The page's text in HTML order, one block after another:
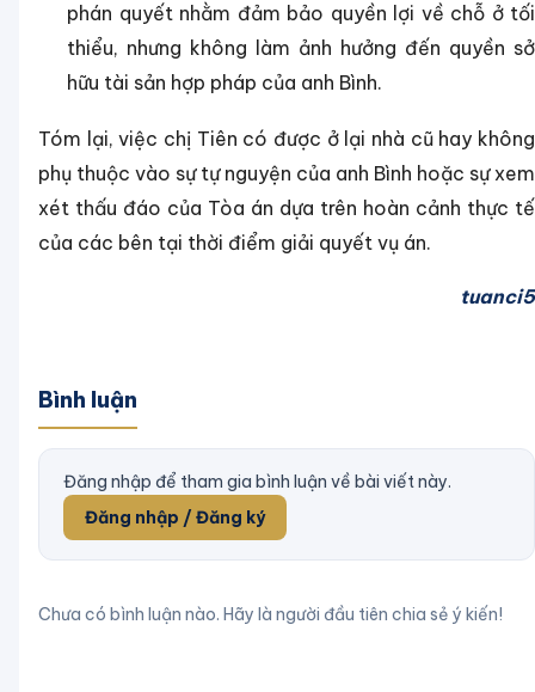
phán quyết nhằm đảm bảo quyền lợi về chỗ ở tối
thiểu, nhưng không làm ảnh hưởng đến quyền sở
hữu tài sản hợp pháp của anh Bình.
Tóm lại, việc chị Tiên có được ở lại nhà cũ hay không
phụ thuộc vào sự tự nguyện của anh Bình hoặc sự xem
xét thấu đáo của Tòa án dựa trên hoàn cảnh thực tế
của các bên tại thời điểm giải quyết vụ án.
tuanci5
Bình luận
Đăng nhập để tham gia bình luận về bài viết này.
Đăng nhập / Đăng ký
Chưa có bình luận nào. Hãy là người đầu tiên chia sẻ ý kiến!